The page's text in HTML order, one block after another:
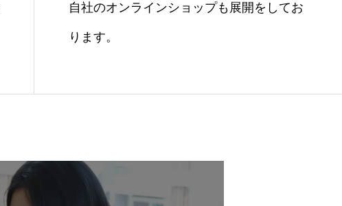
自社のオンラインショップも展開をしてお
ります。